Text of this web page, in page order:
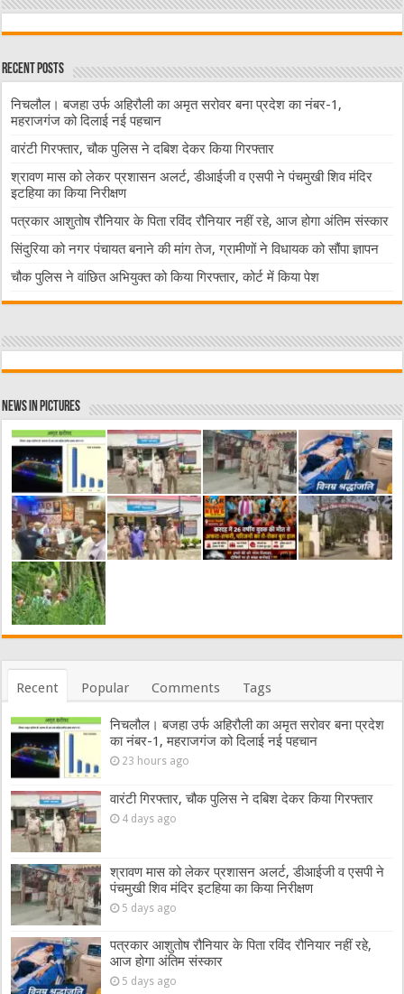
Recent Posts
निचलौल। बजहा उर्फ अहिरौली का अमृत सरोवर बना प्रदेश का नंबर-1,
महराजगंज को दिलाई नई पहचान
वारंटी गिरफ्तार, चौक पुलिस ने दबिश देकर किया गिरफ्तार
श्रावण मास को लेकर प्रशासन अलर्ट, डीआईजी व एसपी ने पंचमुखी शिव मंदिर
इटहिया का किया निरीक्षण
पत्रकार आशुतोष रौनियार के पिता रविंद रौनियार नहीं रहे, आज होगा अंतिम संस्कार
सिंदुरिया को नगर पंचायत बनाने की मांग तेज, ग्रामीणों ने विधायक को सौंपा ज्ञापन
चौक पुलिस ने वांछित अभियुक्त को किया गिरफ्तार, कोर्ट में किया पेश
News in Pictures
Recent Popular Comments Tags
निचलौल। बजहा उर्फ अहिरौली का अमृत सरोवर बना प्रदेश
का नंबर-1, महराजगंज को दिलाई नई पहचान
23 hours ago
वारंटी गिरफ्तार, चौक पुलिस ने दबिश देकर किया गिरफ्तार
4 days ago
श्रावण मास को लेकर प्रशासन अलर्ट, डीआईजी व एसपी ने
पंचमुखी शिव मंदिर इटहिया का किया निरीक्षण
5 days ago
पत्रकार आशुतोष रौनियार के पिता रविंद रौनियार नहीं रहे,
आज होगा अंतिम संस्कार
5 days ago